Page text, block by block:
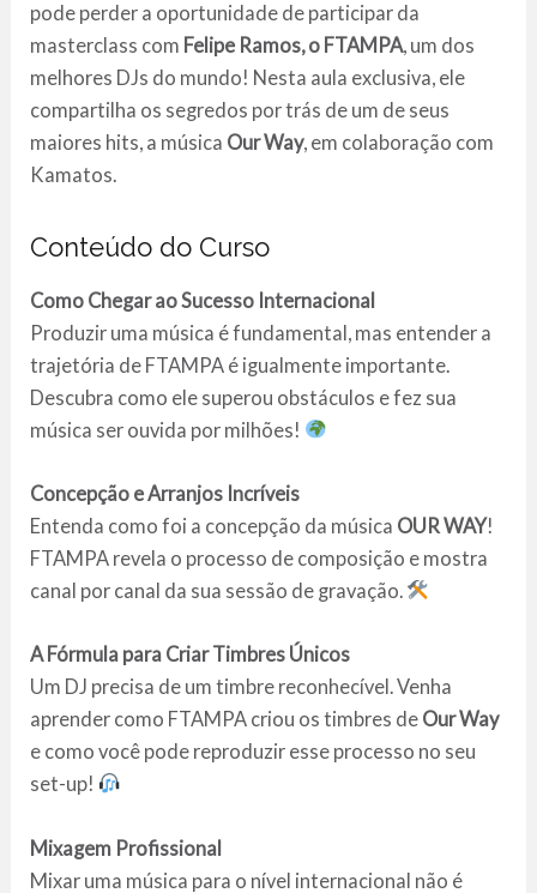
pode perder a oportunidade de participar da
masterclass com Felipe Ramos, o FTAMPA, um dos
melhores DJs do mundo! Nesta aula exclusiva, ele
compartilha os segredos por trás de um de seus
maiores hits, a música Our Way, em colaboração com
Kamatos.
Conteúdo do Curso
Como Chegar ao Sucesso Internacional
Produzir uma música é fundamental, mas entender a
trajetória de FTAMPA é igualmente importante.
Descubra como ele superou obstáculos e fez sua
música ser ouvida por milhões!
Concepção e Arranjos Incríveis
Entenda como foi a concepção da música OUR WAY!
FTAMPA revela o processo de composição e mostra
canal por canal da sua sessão de gravação.
A Fórmula para Criar Timbres Únicos
Um DJ precisa de um timbre reconhecível. Venha
aprender como FTAMPA criou os timbres de Our Way
e como você pode reproduzir esse processo no seu
set-up!
Mixagem Profissional
Mixar uma música para o nível internacional não é